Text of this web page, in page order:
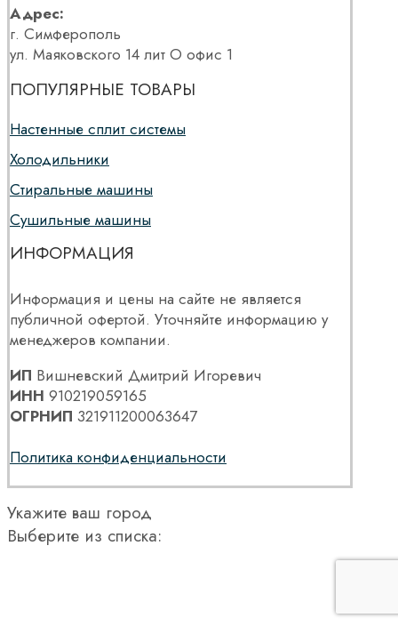
Адрес:
г. Симферополь
ул. Маяковского 14 лит О офис 1
ПОПУЛЯРНЫЕ ТОВАРЫ
Настенные сплит системы
Холодильники
Стиральные машины
Сушильные машины
ИНФОРМАЦИЯ
Информация и цены на сайте не является
публичной офертой. Уточняйте информацию у
менеджеров компании.
ИП Вишневский Дмитрий Игоревич
ИНН 910219059165
ОГРНИП 321911200063647
Политика конфиденциальности
Укажите ваш город
Выберите из списка: